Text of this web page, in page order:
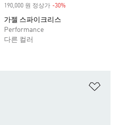
190,000 원 정상가 -30%
가젤 스파이크리스
Performance
다른 컬러